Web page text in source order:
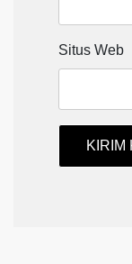
Situs Web